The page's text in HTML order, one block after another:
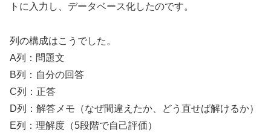
トに入力し、データベース化したのです。
列の構成はこうでした。
A列：問題文
B列：自分の回答
C列：正答
D列：解答メモ（なぜ間違えたか、どう直せば解けるか）
E列：理解度（5段階で自己評価）